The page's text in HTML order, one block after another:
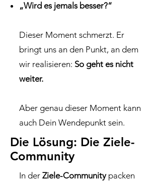
„Wird es jemals besser?“
Dieser Moment schmerzt. Er
bringt uns an den Punkt, an dem
wir realisieren: So geht es nicht
weiter.
Aber genau dieser Moment kann
auch Dein Wendepunkt sein.
Die Lösung: Die Ziele-
Community
In der Ziele-Community packen